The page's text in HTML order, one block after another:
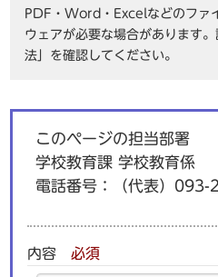
PDF・Word・Excelなどのファ
ウェアが必要な場合があります
法」を確認してください。
このページの担当部署
学校教育課 学校教育係
電話番号：
（代表）
内容 必須